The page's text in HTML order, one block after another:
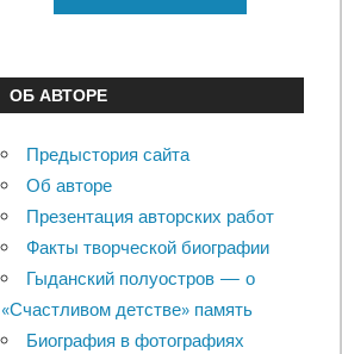
ОБ АВТОРЕ
Предыстория сайта
Об авторе
Презентация авторских работ
Факты творческой биографии
Гыданский полуостров — о
«Счастливом детстве» память
Биография в фотографиях